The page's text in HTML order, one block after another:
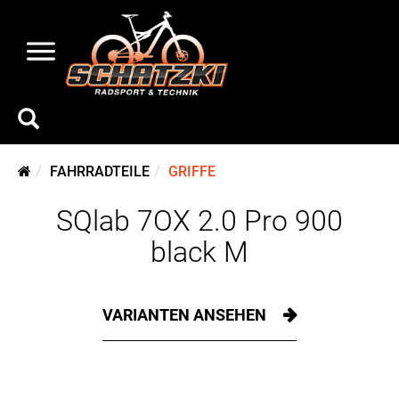
FAHRRADTEILE GRIFFE
SQlab 7OX 2.0 Pro 900
black M
VARIANTEN ANSEHEN